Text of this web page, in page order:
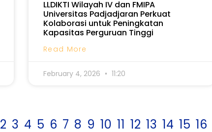
LLDIKTI Wilayah IV dan FMIPA
Universitas Padjadjaran Perkuat
Kolaborasi untuk Peningkatan
Kapasitas Perguruan Tinggi
Read More
February 4, 2026 11:20
2 3 4 5 6 7 8 9 10 11 12 13 14 15 16